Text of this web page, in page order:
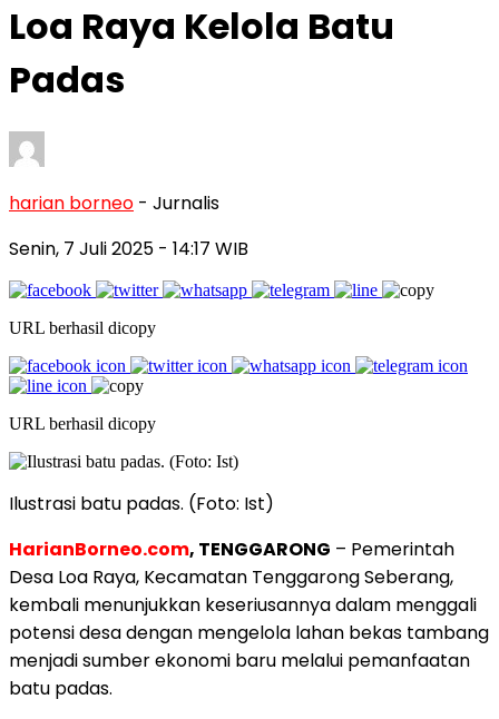
Loa Raya Kelola Batu
Padas
harian borneo - Jurnalis
Senin, 7 Juli 2025 - 14:17 WIB
URL berhasil dicopy
URL berhasil dicopy
Ilustrasi batu padas. (Foto: Ist)
HarianBorneo.com, TENGGARONG – Pemerintah
Desa Loa Raya, Kecamatan Tenggarong Seberang,
kembali menunjukkan keseriusannya dalam menggali
potensi desa dengan mengelola lahan bekas tambang
menjadi sumber ekonomi baru melalui pemanfaatan
batu padas.